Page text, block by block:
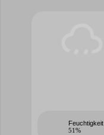
Feuchtigkeit
51%